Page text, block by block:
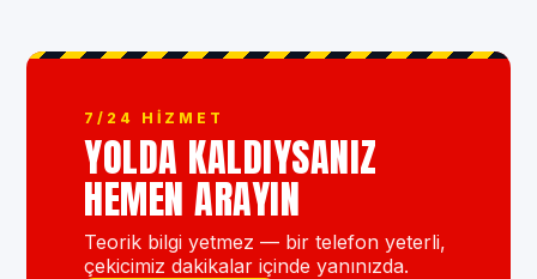
7/24 HIZMET
YOLDA KALDIYSANIZ
HEMEN ARAYIN
Teorik bilgi yetmez — bir telefon yeterli,
çekicimiz dakikalar içinde yanınızda.